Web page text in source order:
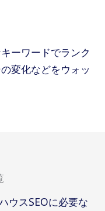
ーワードでランク
変化などをウォッ
ウスSEOに必要な